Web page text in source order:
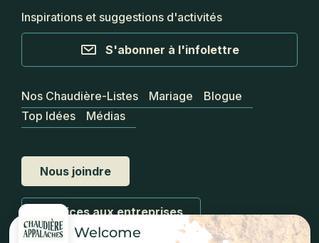
Inspirations et suggestions d'activités
S'abonner à l'infolettre
Nous joindre
Services aux entreprises
Nos Chaudière-Listes Mariage
Blogue
Top Idées
Médias
Welcome